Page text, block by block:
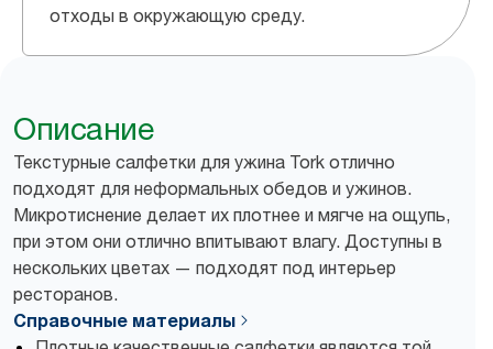
отходы в окружающую среду.
Описание
Текстурные салфетки для ужина Tork отлично
подходят для неформальных обедов и ужинов.
Микротиснение делает их плотнее и мягче на ощупь,
при этом они отлично впитывают влагу. Доступны в
нескольких цветах — подходят под интерьер
ресторанов.
Справочные материалы